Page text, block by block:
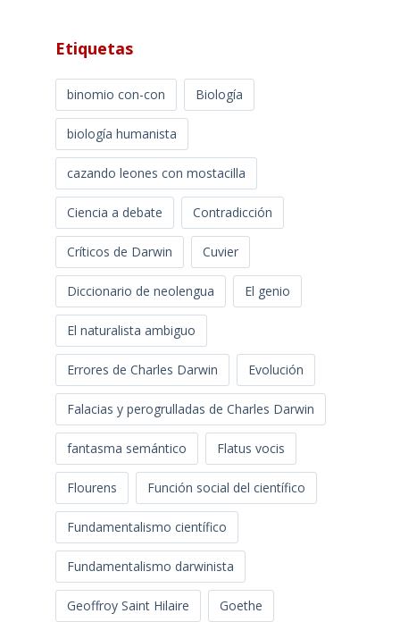
Etiquetas
binomio con-con Biología
biología humanista
cazando leones con mostacilla
Ciencia a debate Contradicción
Críticos de Darwin Cuvier
Diccionario de neolengua El genio
El naturalista ambiguo
Errores de Charles Darwin Evolución
Falacias y perogrulladas de Charles Darwin
fantasma semántico Flatus vocis
Flourens Función social del científico
Fundamentalismo científico
Fundamentalismo darwinista
Geoffroy Saint Hilaire Goethe